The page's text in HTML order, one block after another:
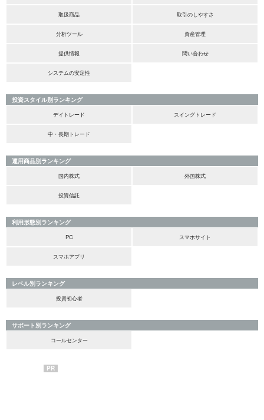
取扱商品 取引のしやすさ
分析ツール 資産管理
提供情報 問い合わせ
システムの安定性
投資スタイル別ランキング
デイトレード
スイングトレード
中・長期トレード
運用商品別ランキング
国内株式
外国株式
投資信託
利用形態別ランキング
PC
スマホサイト
スマホアプリ
レベル別ランキング
投資初心者
サポート別ランキング
コールセンター
PR